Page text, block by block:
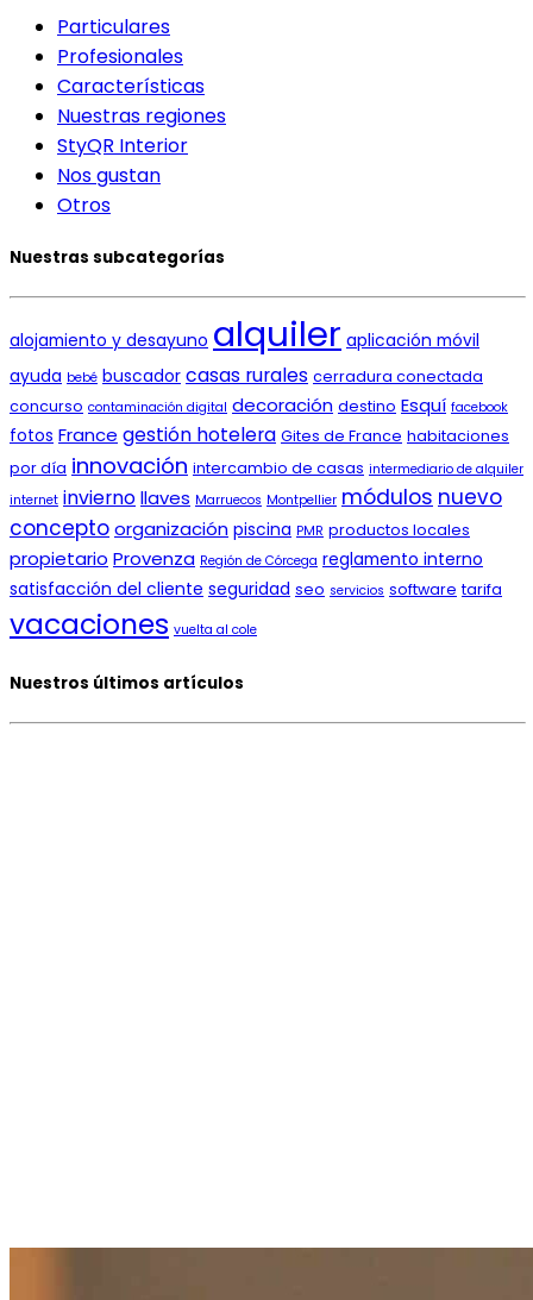
Particulares
Profesionales
Características
Nuestras regiones
StyQR Interior
Nos gustan
Otros
Nuestras subcategorías
alojamiento y desayuno alquiler aplicación móvil
ayuda bebé buscador casas rurales cerradura conectada
concurso contaminación digital decoración destino Esquí facebook
fotos France gestión hotelera Gites de France habitaciones
por día innovación intercambio de casas intermediario de alquiler
internet inviernollaves Marruecos Montpellier módulos nuevo
conceptoorganización piscina PMR productos locales
propietario Provenza Región de Córcega reglamento interno
satisfacción del cliente seguridad seo servicios software tarifa
vacaciones vuelta al cole
Nuestros últimos artículos